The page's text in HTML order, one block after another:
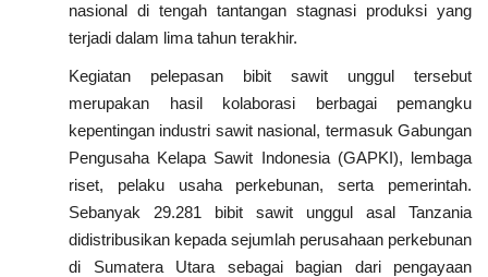
nasional di tengah tantangan stagnasi produksi yang
terjadi dalam lima tahun terakhir.
Kegiatan pelepasan bibit sawit unggul tersebut
merupakan hasil kolaborasi berbagai pemangku
kepentingan industri sawit nasional, termasuk Gabungan
Pengusaha Kelapa Sawit Indonesia (GAPKI), lembaga
riset, pelaku usaha perkebunan, serta pemerintah.
Sebanyak 29.281 bibit sawit unggul asal Tanzania
didistribusikan kepada sejumlah perusahaan perkebunan
di Sumatera Utara sebagai bagian dari pengayaan